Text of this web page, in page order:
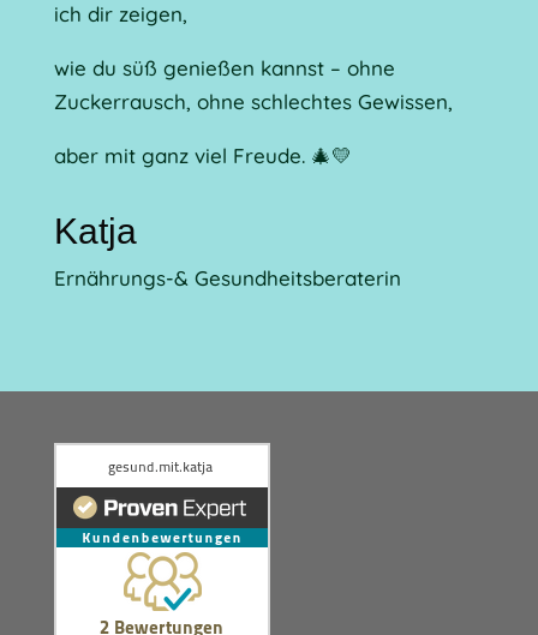
ich dir zeigen,
wie du süß genießen kannst – ohne
Zuckerrausch, ohne schlechtes Gewissen,
aber mit ganz viel Freude. 🎄💛
Katja
Ernährungs-& Gesundheitsberaterin